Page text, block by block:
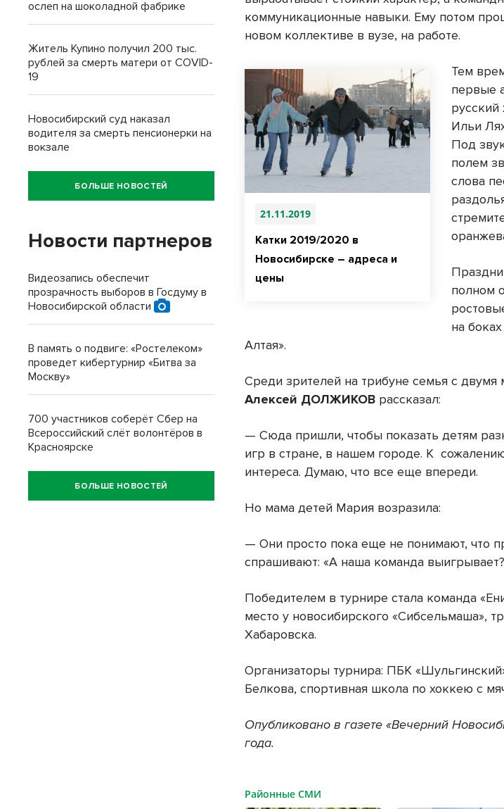
коммуникационные навыки. Ему потом
новом коллективе в вузе, на работе.
21.11.2019
Катки 2019/2020 в
Новосибирске – адреса и
цены
Тем
первые
русский
Ильи
Под
полем
слова
полном
на
Алтая».
Среди зрителей на трибуне семья с
Алексей ДОЛЖИКОВ рассказал:
— Сюда пришли, чтобы показать детям
игр в стране, в нашем городе. К
интереса. Думаю, что все еще впереди.
Но мама детей Мария возразила:
— Они просто пока еще не понимают, что
спрашивают: «А наша команда
Победителем в турнире стала команда
место у новосибирского «Сибсельмаша»,
Хабаровска.
Организаторы турнира: ПБК
Белкова, спортивная школа по хоккею с
Опубликовано в газете «Вечерний
года.
Районные СМИ
ослеп на шоколадной фабрике
Житель Купино получил 200 тыс.
рублей за смерть матери от COVID-
19
Новосибирский суд наказал
водителя за смерть пенсионерки на
вокзале
БОЛЬШЕ НОВОСТЕЙ
Новости партнеров
Видеозапись обеспечит
прозрачность выборов в Госдуму в
Новосибирской области
В память о подвиге: «Ростелеком»
проведет кибертурнир «Битва за
Москву»
700 участников соберёт Сбер на
Всероссийский слёт волонтёров в
Красноярске
БОЛЬШЕ НОВОСТЕЙ